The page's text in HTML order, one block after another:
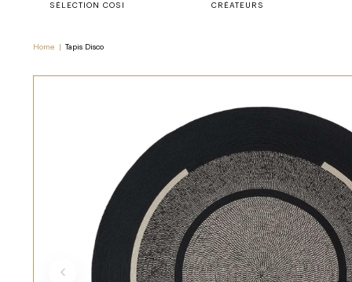
SÉLECTION COSI CRÉATEURS
Home Tapis Disco